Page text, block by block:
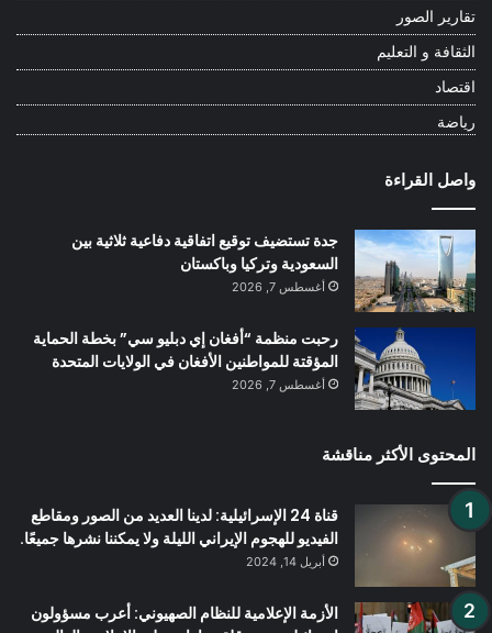
تقارير الصور
الثقافة و التعليم
اقتصاد
رياضة
واصل القراءة
جدة تستضيف توقيع اتفاقية دفاعية ثلاثية بين
السعودية وتركيا وباكستان
أغسطس 7, 2026
رحبت منظمة “أفغان إي دبليو سي” بخطة الحماية
المؤقتة للمواطنين الأفغان في الولايات المتحدة
أغسطس 7, 2026
المحتوى الأكثر مناقشة
قناة 24 الإسرائيلية: لدينا العديد من الصور ومقاطع
الفيديو للهجوم الإيراني الليلة ولا يمكننا نشرها جميعًا.
أبريل 14, 2024
الأزمة الإعلامية للنظام الصهيوني: أعرب مسؤولون